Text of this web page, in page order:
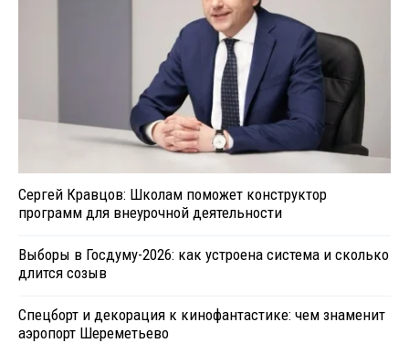
Сергей Кравцов: Школам поможет конструктор
программ для внеурочной деятельности
Выборы в Госдуму-2026: как устроена система и сколько
длится созыв
Спецборт и декорация к кинофантастике: чем знаменит
аэропорт Шереметьево